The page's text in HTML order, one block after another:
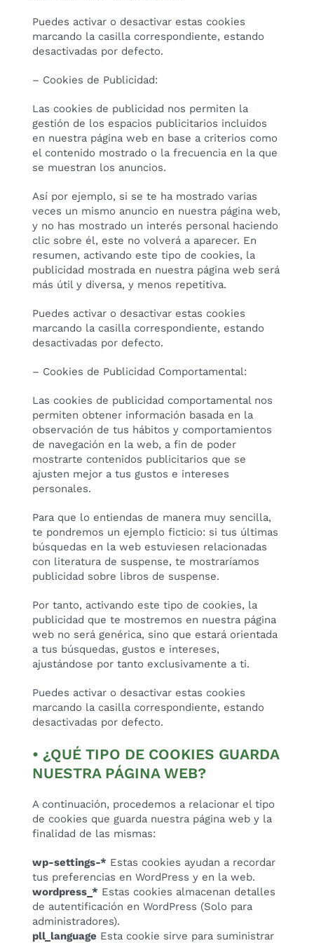
Puedes activar o desactivar estas cookies
marcando la casilla correspondiente, estando
desactivadas por defecto.
– Cookies de Publicidad:
Las cookies de publicidad nos permiten la
gestión de los espacios publicitarios incluidos
en nuestra página web en base a criterios como
el contenido mostrado o la frecuencia en la que
se muestran los anuncios.
Así por ejemplo, si se te ha mostrado varias
veces un mismo anuncio en nuestra página web,
y no has mostrado un interés personal haciendo
clic sobre él, este no volverá a aparecer. En
resumen, activando este tipo de cookies, la
publicidad mostrada en nuestra página web será
más útil y diversa, y menos repetitiva.
Puedes activar o desactivar estas cookies
marcando la casilla correspondiente, estando
desactivadas por defecto.
– Cookies de Publicidad Comportamental:
Las cookies de publicidad comportamental nos
permiten obtener información basada en la
observación de tus hábitos y comportamientos
de navegación en la web, a fin de poder
mostrarte contenidos publicitarios que se
ajusten mejor a tus gustos e intereses
personales.
Para que lo entiendas de manera muy sencilla,
te pondremos un ejemplo ficticio: si tus últimas
búsquedas en la web estuviesen relacionadas
con literatura de suspense, te mostraríamos
publicidad sobre libros de suspense.
Por tanto, activando este tipo de cookies, la
publicidad que te mostremos en nuestra página
web no será genérica, sino que estará orientada
a tus búsquedas, gustos e intereses,
ajustándose por tanto exclusivamente a ti.
Puedes activar o desactivar estas cookies
marcando la casilla correspondiente, estando
desactivadas por defecto.
• ¿QUÉ TIPO DE COOKIES GUARDA
NUESTRA PÁGINA WEB?
A continuación, procedemos a relacionar el tipo
de cookies que guarda nuestra página web y la
finalidad de las mismas:
wp-settings-* Estas cookies ayudan a recordar
tus preferencias en WordPress y en la web.
wordpress_* Estas cookies almacenan detalles
de autentificación en WordPress (Solo para
administradores).
pll_languageEsta cookie sirve para suministrar